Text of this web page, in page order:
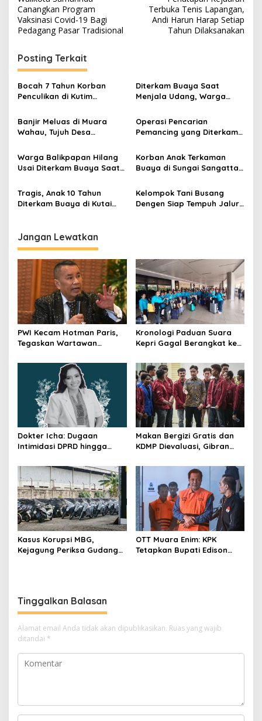
pos
Canangkan Program
Vaksinasi Covid-19 Bagi
Pedagang Pasar Tradisional
Terbuka Tenis Lapangan,
Andi Harun Harap Setiap
Tahun Dilaksanakan
Posting Terkait
Bocah 7 Tahun Korban
Penculikan di Kutim
Ditangkap Polisi
Diterkam Buaya Saat
Menjala Udang, Warga
Sangkuranai
Banjir Meluas di Muara
Wahau, Tujuh Desa
Air Terus Naik
Operasi Pencarian
Pemancing yang Diterkam
Dihentikan
Warga Balikpapan Hilang
Usai Diterkam Buaya Saat
Kariangau
Korban Anak Terkaman
Buaya di Sungai Sangatta
Tragis, Anak 10 Tahun
Diterkam Buaya di Kutai
Kelompok Tani Busang
Dengen Siap Tempuh Jalur
Jangan Lewatkan
PWI Kecam Hotman Paris,
Tegaskan Wartawan
Kronologi Paduan Suara
Kepri Gagal Berangkat ke
Dokter Icha: Dugaan
Intimidasi DPRD hingga
Rangkaian
Perkembangannya
Makan Bergizi Gratis dan
KDMP Dievaluasi, Gibran
Diperbaiki
Kasus Korupsi MBG,
Kejagung Periksa Gudang
OTT Muara Enim: KPK
Tetapkan Bupati Edison
Tinggalkan Balasan
Alamat email Anda tidak akan dipublikasikan. Ruas yang wajib
ditandai *